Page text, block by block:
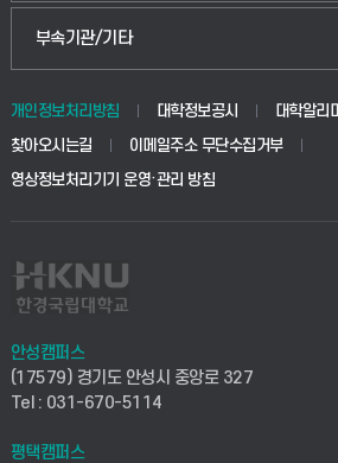
생명공학부
사회안전시스템공학부
컴퓨터응용수학부
ICT로봇기계공학부
공공정책대학원
교육대학원
웹메일
학사시스템(전문학사 및 전공심화)
사이버캠퍼스(전문학사 및 전공심화)
시설바로처리서비스
연구실안전관리시스템
부속기관/기타
중앙도서관
학생생활관(안성)
산학협력단
취업지원센터
창업지원센터
개인정보처리방침 대학정보공시 대학알리미
찾아오시는길
이메일주소 무단수집거부
영상정보처리기기 운영·관리 방침
안성캠퍼스
(17579) 경기도 안성시 중앙로 327
Tel : 031-670-5114
평택캠퍼스